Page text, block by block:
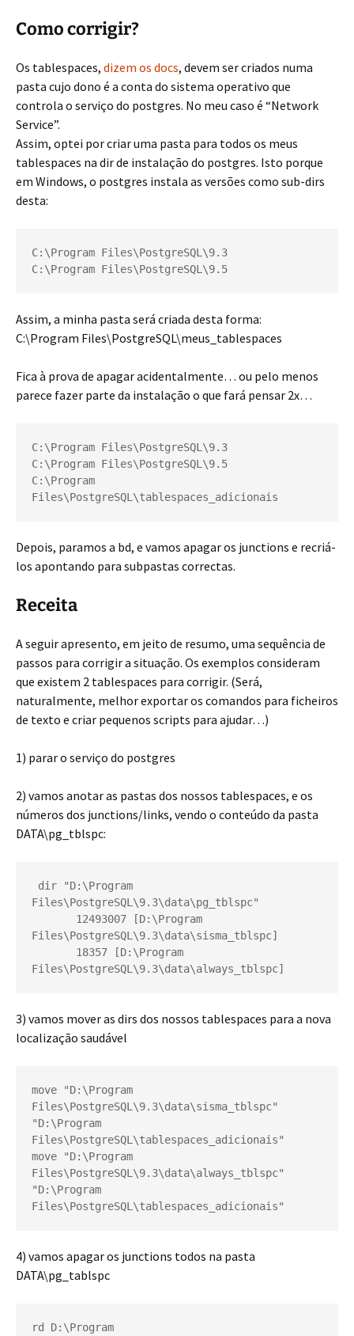
Como corrigir?
Os tablespaces, dizem os docs, devem ser criados numa
pasta cujo dono é a conta do sistema operativo que
controla o serviço do postgres. No meu caso é “Network
Service”.
Assim, optei por criar uma pasta para todos os meus
tablespaces na dir de instalação do postgres. Isto porque
em Windows, o postgres instala as versões como sub-dirs
desta:
C:\Program Files\PostgreSQL\9.3
C:\Program Files\PostgreSQL\9.5
Assim, a minha pasta será criada desta forma:
C:\Program Files\PostgreSQL\meus_tablespaces
Fica à prova de apagar acidentalmente… ou pelo menos
parece fazer parte da instalação o que fará pensar 2x…
C:\Program Files\PostgreSQL\9.3
C:\Program Files\PostgreSQL\9.5
C:\Program
Files\PostgreSQL\tablespaces_adicionais
Depois, paramos a bd, e vamos apagar os junctions e recriá-
los apontando para subpastas correctas.
Receita
A seguir apresento, em jeito de resumo, uma sequência de
passos para corrigir a situação. Os exemplos consideram
que existem 2 tablespaces para corrigir. (Será,
naturalmente, melhor exportar os comandos para ficheiros
de texto e criar pequenos scripts para ajudar…)
1) parar o serviço do postgres
2) vamos anotar as pastas dos nossos tablespaces, e os
números dos junctions/links, vendo o conteúdo da pasta
DATA\pg_tblspc:
Files\PostgreSQL\9.3\data\pg_tblspc"
Files\PostgreSQL\9.3\data\sisma_tblspc]
Files\PostgreSQL\9.3\data\always_tblspc]
3) vamos mover as dirs dos nossos tablespaces para a nova
localização saudável
move "D:\Program
Files\PostgreSQL\9.3\data\sisma_tblspc"
"D:\Program
Files\PostgreSQL\tablespaces_adicionais"
move "D:\Program
Files\PostgreSQL\9.3\data\always_tblspc"
"D:\Program
Files\PostgreSQL\tablespaces_adicionais"
4) vamos apagar os junctions todos na pasta
DATA\pg_tablspc
rd D:\Program